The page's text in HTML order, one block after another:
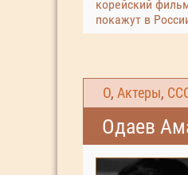
корейский
покажут в
О, Актеры,
Одаев